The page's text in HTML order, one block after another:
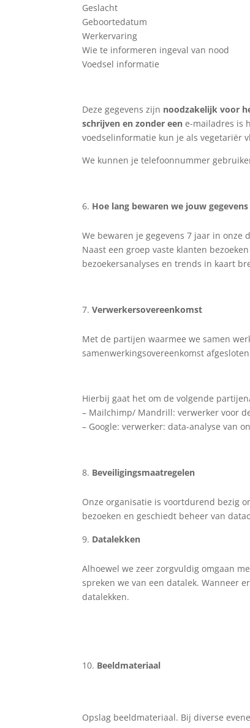
Geslacht
Geboortedatum
Werkervaring
Wie te informeren ingeval van nood
Voedsel informatie
Deze gegevens zijn noodzakelijk voor
schrijven en zonder eene-mailadres is
voedselinformatie kun je als vegetariër
We kunnen je telefoonnummer
Hoe lang bewaren we jouw gegevens
We bewaren je gegevens 7 jaar in onze
Naast een groep vaste klanten
bezoekersanalyses en trends in kaart
Verwerkersovereenkomst
Met de partijen waarmee we samen
samenwerkingsovereenkomst
Hierbij gaat het om de volgende
– Mailchimp/ Mandrill: verwerker voor
– Google: verwerker: data-analyse van
Beveiligingsmaatregelen
Onze organisatie is voortdurend bezig
bezoeken en geschiedt beheer van
Datalekken
Alhoewel we zeer zorgvuldig omgaan
spreken we van een datalek. Wanneer
datalekken.
Beeldmateriaal
Opslag beeldmateriaal. Bij diverse